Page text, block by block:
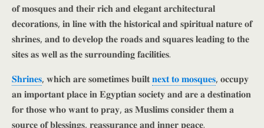
𝐨𝐟 𝐦𝐨𝐬𝐪𝐮𝐞𝐬 𝐚𝐧𝐝 𝐭𝐡𝐞𝐢𝐫 𝐫𝐢𝐜𝐡 𝐚𝐧𝐝 𝐞𝐥𝐞𝐠𝐚𝐧𝐭 𝐚𝐫𝐜𝐡𝐢𝐭𝐞𝐜𝐭𝐮𝐫𝐚𝐥
𝐝𝐞𝐜𝐨𝐫𝐚𝐭𝐢𝐨𝐧𝐬, 𝐢𝐧 𝐥𝐢𝐧𝐞 𝐰𝐢𝐭𝐡 𝐭𝐡𝐞 𝐡𝐢𝐬𝐭𝐨𝐫𝐢𝐜𝐚𝐥 𝐚𝐧𝐝 𝐬𝐩𝐢𝐫𝐢𝐭𝐮𝐚𝐥 𝐧𝐚𝐭𝐮𝐫𝐞 𝐨𝐟
𝐬𝐡𝐫𝐢𝐧𝐞𝐬, 𝐚𝐧𝐝 𝐭𝐨 𝐝𝐞𝐯𝐞𝐥𝐨𝐩 𝐭𝐡𝐞 𝐫𝐨𝐚𝐝𝐬 𝐚𝐧𝐝 𝐬𝐪𝐮𝐚𝐫𝐞𝐬 𝐥𝐞𝐚𝐝𝐢𝐧𝐠 𝐭𝐨 𝐭𝐡𝐞
𝐬𝐢𝐭𝐞𝐬 𝐚𝐬 𝐰𝐞𝐥𝐥 𝐚𝐬 𝐭𝐡𝐞 𝐬𝐮𝐫𝐫𝐨𝐮𝐧𝐝𝐢𝐧𝐠 𝐟𝐚𝐜𝐢𝐥𝐢𝐭𝐢𝐞𝐬.
𝐒𝐡𝐫𝐢𝐧𝐞𝐬, 𝐰𝐡𝐢𝐜𝐡 𝐚𝐫𝐞 𝐬𝐨𝐦𝐞𝐭𝐢𝐦𝐞𝐬 𝐛𝐮𝐢𝐥𝐭𝐧𝐞𝐱𝐭 𝐭𝐨 𝐦𝐨𝐬𝐪𝐮𝐞𝐬, 𝐨𝐜𝐜𝐮𝐩𝐲
𝐚𝐧 𝐢𝐦𝐩𝐨𝐫𝐭𝐚𝐧𝐭 𝐩𝐥𝐚𝐜𝐞 𝐢𝐧 𝐄𝐠𝐲𝐩𝐭𝐢𝐚𝐧 𝐬𝐨𝐜𝐢𝐞𝐭𝐲 𝐚𝐧𝐝 𝐚𝐫𝐞 𝐚 𝐝𝐞𝐬𝐭𝐢𝐧𝐚𝐭𝐢𝐨𝐧
𝐟𝐨𝐫 𝐭𝐡𝐨𝐬𝐞 𝐰𝐡𝐨 𝐰𝐚𝐧𝐭 𝐭𝐨 𝐩𝐫𝐚𝐲, 𝐚𝐬 𝐌𝐮𝐬𝐥𝐢𝐦𝐬 𝐜𝐨𝐧𝐬𝐢𝐝𝐞𝐫 𝐭𝐡𝐞𝐦 𝐚
𝐬𝐨𝐮𝐫𝐜𝐞 𝐨𝐟 𝐛𝐥𝐞𝐬𝐬𝐢𝐧𝐠𝐬, 𝐫𝐞𝐚𝐬𝐬𝐮𝐫𝐚𝐧𝐜𝐞 𝐚𝐧𝐝 𝐢𝐧𝐧𝐞𝐫 𝐩𝐞𝐚𝐜𝐞.